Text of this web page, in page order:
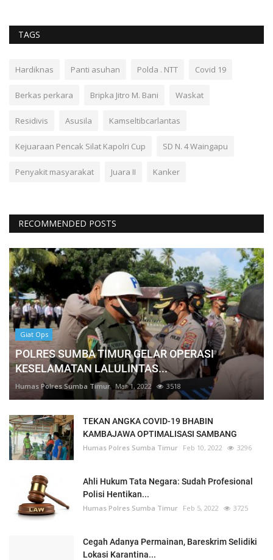
TAGS
Hardiknas Panti asuhan Polda . NTT Covid 19
Berkas perkara Bripka Jitro M. Bani Waskat
Residivis Asusila Kamseltibcarlantas
Kejuaraan Pencak Silat Kapolri Cup SD N. 4 Waingapu
Penyakit masyarakat Juara II Kanker
RECOMMENDED POSTS
Giat Ops
POLRES SUMBA TIMUR GELAR OPERASI
KESELAMATAN LALULINTAS...
Humas Polres Sumba Timur Mar 1, 2022 3518
TEKAN ANGKA COVID-19 BHABIN
KAMBAJAWA OPTIMALISASI SAMBANG
Humas Polres Sumba Timur Feb 10, 2022 3296
Ahli Hukum Tata Negara: Sudah Profesional
Polisi Hentikan...
Humas Polres Sumba Timur Feb 5, 2022 3725
Cegah Adanya Permainan, Bareskrim Selidiki
Lokasi Karantina...